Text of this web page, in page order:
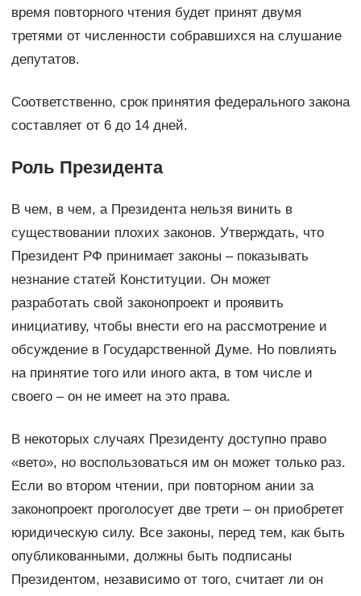
время повторного чтения будет принят двумя
третями от численности собравшихся на слушание
депутатов.
Соответственно, срок принятия федерального закона
составляет от 6 до 14 дней.
Роль Президента
В чем, в чем, а Президента нельзя винить в
существовании плохих законов. Утверждать, что
Президент РФ принимает законы – показывать
незнание статей Конституции. Он может
разработать свой законопроект и проявить
инициативу, чтобы внести его на рассмотрение и
обсуждение в Государственной Думе. Но повлиять
на принятие того или иного акта, в том числе и
своего – он не имеет на это права.
В некоторых случаях Президенту доступно право
«вето», но воспользоваться им он может только раз.
Если во втором чтении, при повторном ании за
законопроект проголосует две трети – он приобретет
юридическую силу. Все законы, перед тем, как быть
опубликованными, должны быть подписаны
Президентом, независимо от того, считает ли он